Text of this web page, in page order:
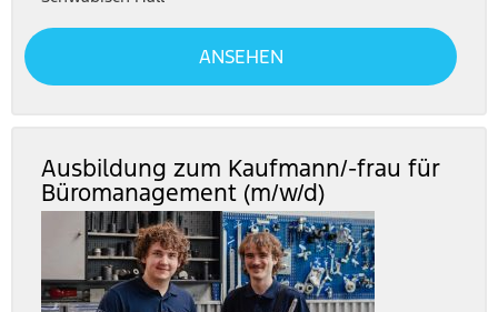
ANSEHEN
Ausbildung zum Kaufmann/-frau für
Büromanagement (m/w/d)